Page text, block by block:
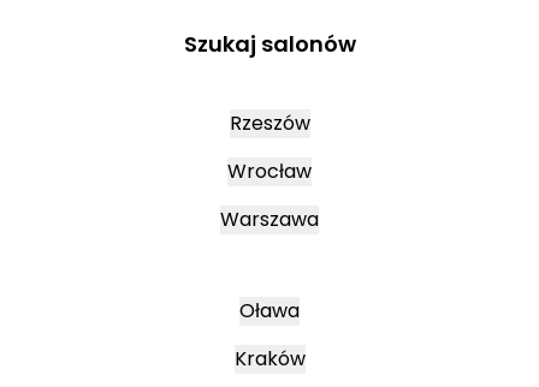
Szukaj salonów
Rzeszów
Wrocław
Warszawa
Oława
Kraków